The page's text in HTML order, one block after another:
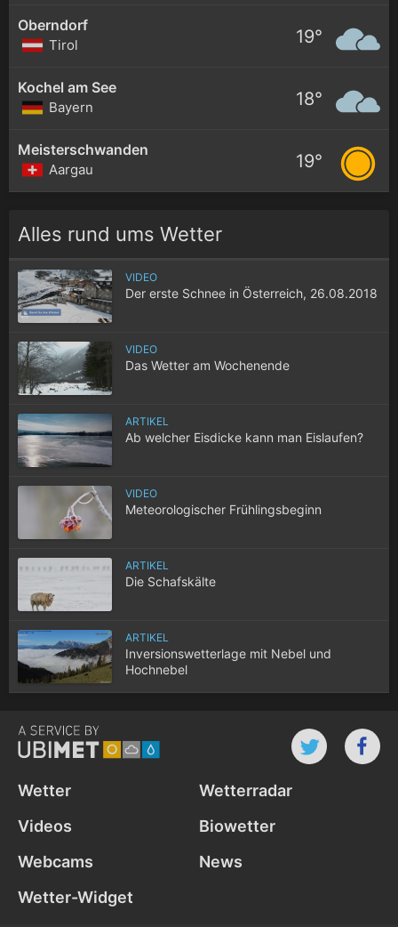
Oberndorf
Tirol 19°
Kochel am See
Bayern 18°
Meisterschwanden
Aargau 19°
Alles rund ums Wetter
VIDEO
Der erste Schnee in Österreich, 26.08.2018
VIDEO
Das Wetter am Wochenende
ARTIKEL
Ab welcher Eisdicke kann man Eislaufen?
VIDEO
Meteorologischer Frühlingsbeginn
ARTIKEL
Die Schafskälte
ARTIKEL
Inversionswetterlage mit Nebel und
Hochnebel
Wetter
Wetterradar
Videos
Biowetter
Webcams
News
Wetter-Widget